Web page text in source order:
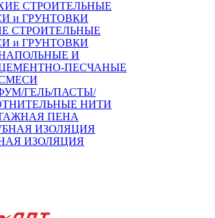
СТРОИТЕЛЬНЫЕ
и ГРУНТОВКИ
И
ПЕСЧАНЫЕ
ГЕЛЬ/ПАСТЫ/
НИТИ
ПЕНА
ИЗОЛЯЦИЯ